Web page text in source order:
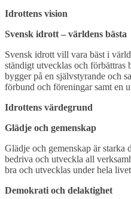
Idrottens vision
Svensk idrott – världens bästa
Svensk idrott vill vara bäst i
ständigt utvecklas och
bygger på en självstyrande och
förbund och föreningar samt en
Idrottens värdegrund
Glädje och gemenskap
Glädje och gemenskap är
bedriva och utveckla all
bra och utvecklas under hela
Demokrati och delaktighet